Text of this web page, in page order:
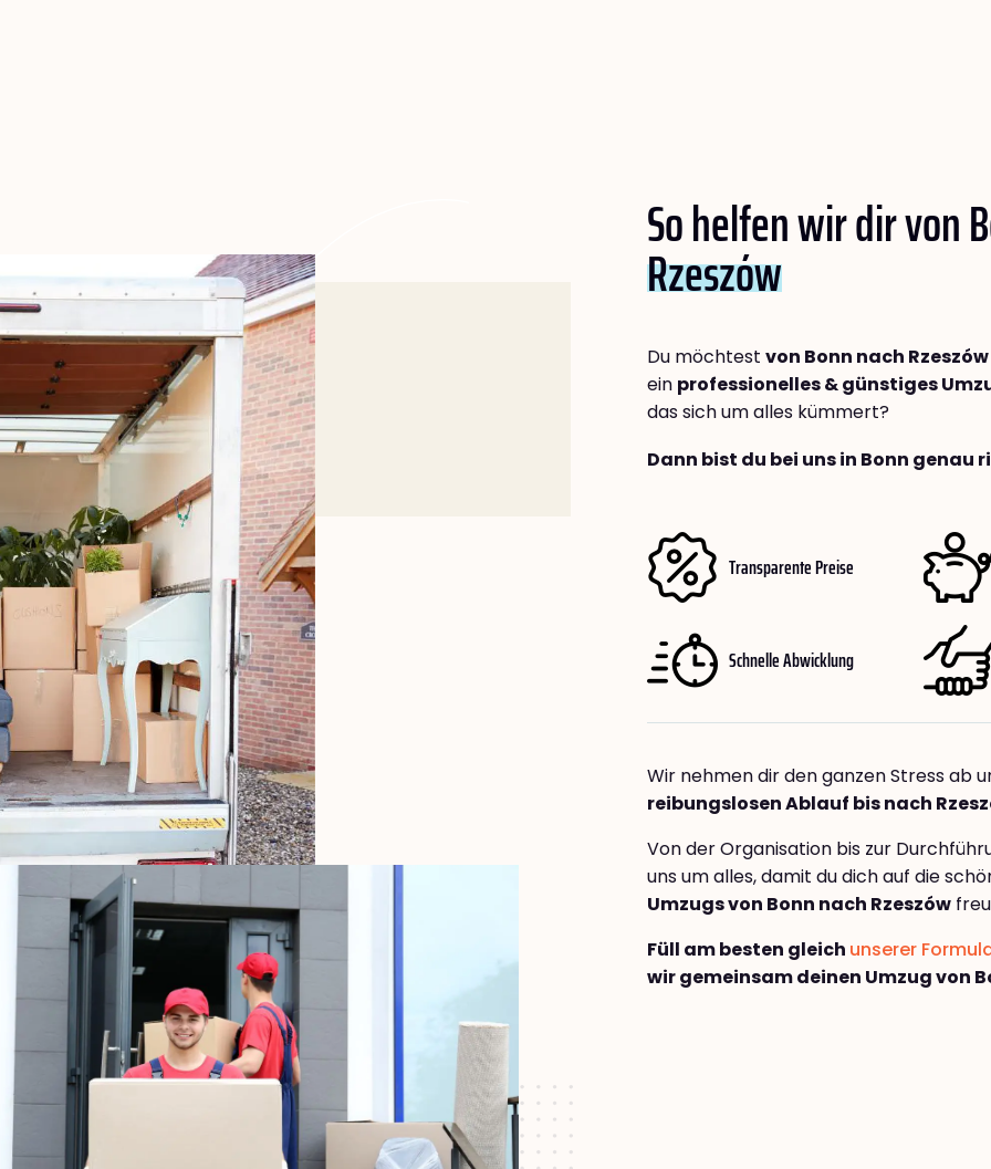
So helfen wir dir von
Rzeszów
Du möchtest von Bonn nach Rzeszów
ein professionelles & günstiges
das sich um alles kümmert?
Dann bist du bei uns in Bonn genau
Transparente Preise
Schnelle Abwicklung
Wir nehmen dir den ganzen Stress ab
reibungslosen Ablauf bis nach
Von der Organisation bis zur
uns um alles, damit du dich auf die
Umzugs von Bonn nach Rzeszów
Füll am besten gleich unserer
wir gemeinsam deinen Umzug von